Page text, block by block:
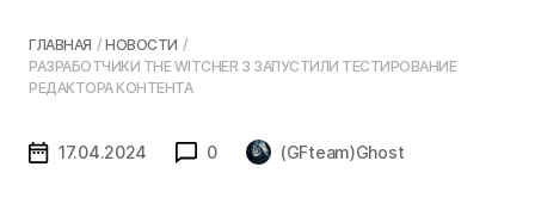
ГЛАВНАЯ / НОВОСТИ /
РАЗРАБОТЧИКИ THE WITCHER 3 ЗАПУСТИЛИ ТЕСТИРОВАНИЕ
РЕДАКТОРА КОНТЕНТА
17.04.2024 0 (GFteam)Ghost